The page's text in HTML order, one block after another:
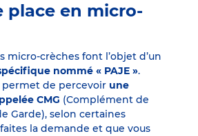
place en micro-
micro-crèches font l’objet d’un
nommé « PAJE ».
de percevoir une
CMG (Complément de
Garde), selon certaines
la demande et que vous